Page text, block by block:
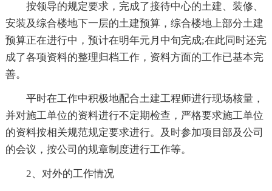
按领导的规定要求，完成了接待中心的土建、装修、
安装及综合楼地下一层的土建预算，综合楼地上部分土建
预算正在进行中，预计在明年元月中旬完成;在此同时还完
成了各项资料的整理归档工作，资料方面的工作已基本完
善。
平时在工作中积极地配合土建工程师进行现场核量，
并对施工单位的资料进行不定期检查，严格要求施工单位
的资料按相关规范规定要求进行。及时参加项目部及公司
的会议，按公司的规章制度进行工作等。
2、对外的工作情况